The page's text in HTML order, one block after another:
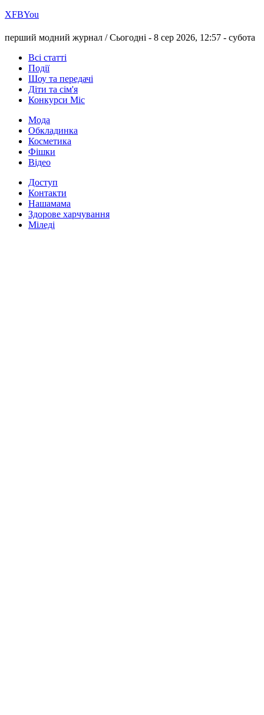
ХFBYou
перший модний журнал /Сьогодні - 8 сер 2026, 12:57 - субота
Всі статті
Події
Шоу та передачі
Діти та сім'я
Конкурси Міс
Мода
Обкладинка
Косметика
Фішки
Відео
Доступ
Контакти
Нашамама
Здорове харчування
Міледі